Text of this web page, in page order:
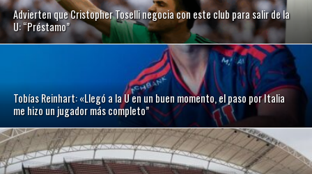
Advierten que Cristopher Toselli negocia con este club para salir de la
U: “Préstamo”
Tobías Reinhart: «Llegó a la U en un buen momento, el paso por Italia
me hizo un jugador más completo”